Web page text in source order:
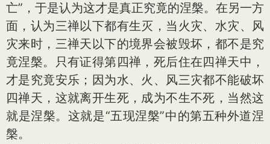
亡”，于是认为这才是真正究竟的涅槃。在另一方
面，认为三禅以下都有生灭，当火灾、水灾、风
灾来时，三禅天以下的境界会被毁坏，都不是究
竟涅槃。只有证得第四禅，死后住在四禅天中，
才是究竟安乐；因为水、火、风三灾都不能破坏
四禅天，这就离开生死，成为不生不死，当然这
就是涅槃。这就是“五现涅槃”中的第五种外道涅
槃。